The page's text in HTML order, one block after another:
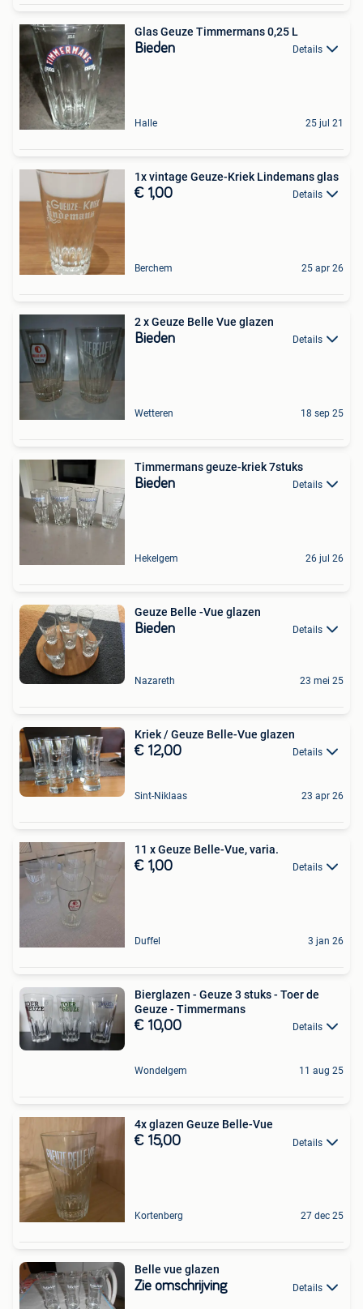
Glas Geuze Timmermans 0,25 L
Bieden Details
Halle 25 jul 21
1x vintage Geuze-Kriek Lindemans glas
€ 1,00 Details
Berchem 25 apr 26
2 x Geuze Belle Vue glazen
Bieden Details
Wetteren 18 sep 25
Timmermans geuze-kriek 7stuks
Bieden Details
Hekelgem 26 jul 26
Geuze Belle -Vue glazen
Bieden Details
Nazareth 23 mei 25
Kriek / Geuze Belle-Vue glazen
€ 12,00 Details
Sint-Niklaas 23 apr 26
11 x Geuze Belle-Vue, varia.
€ 1,00 Details
Duffel 3 jan 26
Bierglazen - Geuze 3 stuks - Toer de
Geuze - Timmermans
€ 10,00 Details
Wondelgem 11 aug 25
4x glazen Geuze Belle-Vue
€ 15,00 Details
Kortenberg 27 dec 25
Belle vue glazen
Zie omschrijving Details